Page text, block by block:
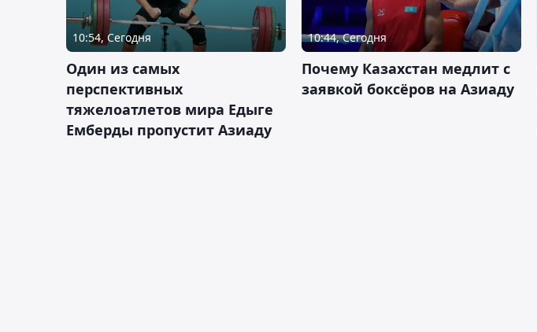
10:54, Сегодня
Один из самых
перспективных
тяжелоатлетов мира Едыге
Емберды пропустит Азиаду
10:44, Сегодня
Почему Казахстан медлит с
заявкой боксёров на Азиаду